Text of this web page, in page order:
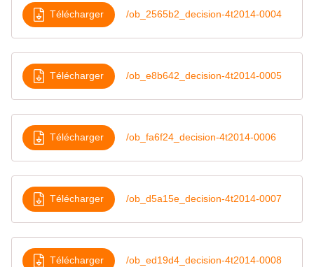
Télécharger /ob_2565b2_decision-4t2014-0004
Télécharger /ob_e8b642_decision-4t2014-0005
Télécharger /ob_fa6f24_decision-4t2014-0006
Télécharger /ob_d5a15e_decision-4t2014-0007
Télécharger /ob_ed19d4_decision-4t2014-0008